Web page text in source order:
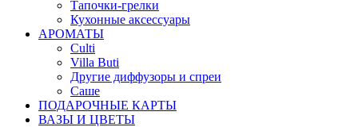
Тапочки-грелки
Кухонные аксессуары
АРОМАТЫ
Culti
Villa Buti
Другие диффузоры и спреи
Саше
ПОДАРОЧНЫЕ КАРТЫ
ВАЗЫ И ЦВЕТЫ